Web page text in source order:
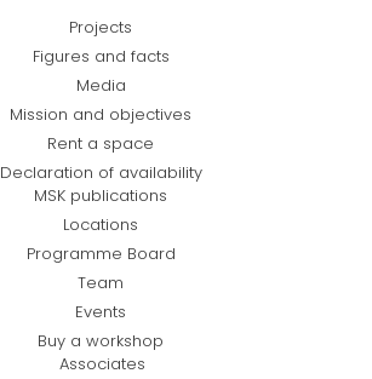
Projects
Figures and facts
Media
Mission and objectives
Rent a space
Declaration of availability
MSK publications
Locations
Programme Board
Team
Events
Buy a workshop
Associates